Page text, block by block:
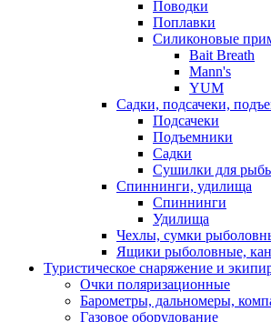
Поводки
Поплавки
Силиконовые
Bait Breath
Mann's
YUM
Садки, подсачеки,
Подсачеки
Подъемники
Садки
Сушилки для
Спиннинги, удилища
Спиннинги
Удилища
Чехлы, сумки
Ящики рыболовные,
Туристическое снаряжение и
Очки поляризационные
Барометры, дальномеры,
Газовое оборудование